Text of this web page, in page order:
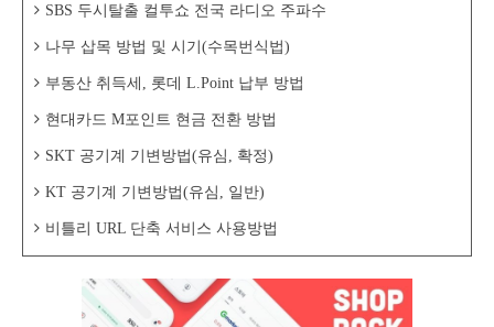
SBS 두시탈출 컬투쇼 전국 라디오 주파수
나무 삽목 방법 및 시기(수목번식법)
부동산 취득세, 롯데 L.Point 납부 방법
현대카드 M포인트 현금 전환 방법
SKT 공기계 기변방법(유심, 확정)
KT 공기계 기변방법(유심, 일반)
비틀리 URL 단축 서비스 사용방법